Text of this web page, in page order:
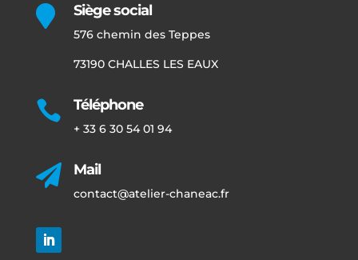
 Siège social
576 chemin des Teppes
73190 CHALLES LES EAUX
 Téléphone
+ 33 6 30 54 01 94
 Mail
contact@atelier-chaneac.fr